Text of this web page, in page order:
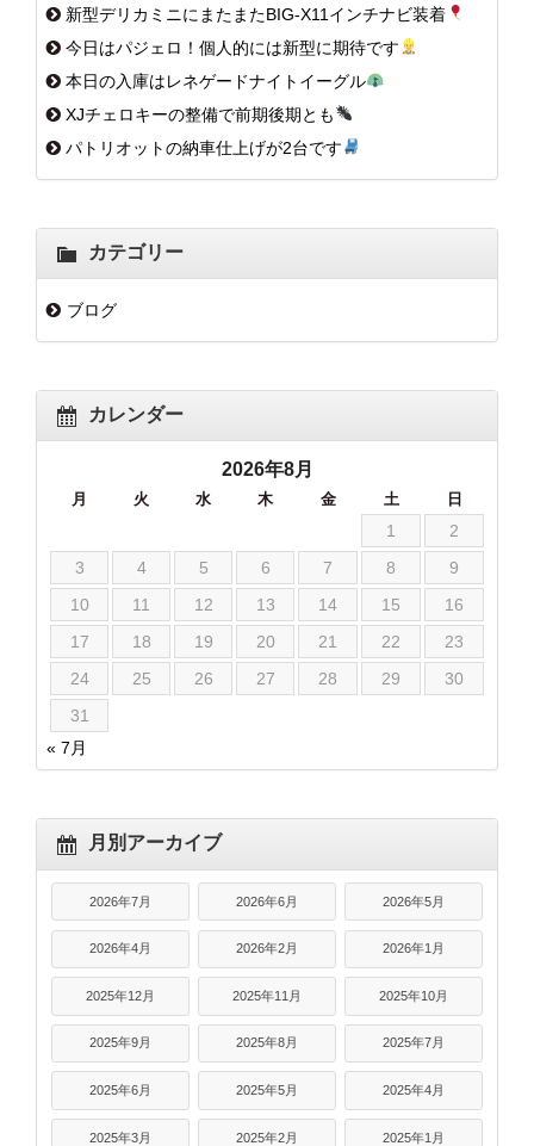
新型デリカミニにまたまたBIG-X11インチナビ装着
今日はパジェロ！個人的には新型に期待です
本日の入庫はレネゲードナイトイーグル
XJチェロキーの整備で前期後期とも
パトリオットの納車仕上げが2台です
カテゴリー
ブログ
カレンダー
2026年8月
月 火 水 木 金 土 日
1
2
3
4 5 6 7 8
9
10
11 12 13 14 15
16
17
18 19 20 21 22
23
24
25 26 27 28 29
30
31
« 7月
月別アーカイブ
2026年7月 2026年6月 2026年5月
2026年4月 2026年2月 2026年1月
2025年12月 2025年11月 2025年10月
2025年9月 2025年8月 2025年7月
2025年6月 2025年5月 2025年4月
2025年3月 2025年2月 2025年1月